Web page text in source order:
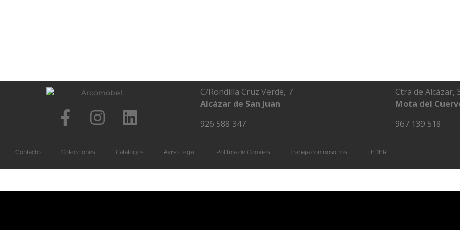
C/Rondilla Cruz Verde, 7
Alcázar de San Juan
926 588 347
Ctra de Alcázar,
Mota del
967 139 518
Contacto Colecciones Catálogos Aviso Legal Política de Cookies Trabaja con nosotros FEDER